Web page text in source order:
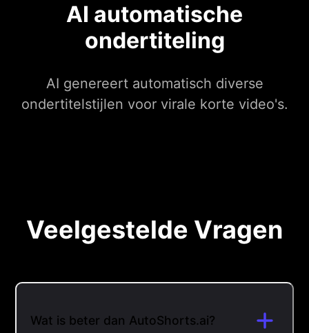
AI automatische
ondertiteling
AI genereert automatisch diverse
ondertitelstijlen voor virale korte video's.
Veelgestelde Vragen
Wat is beter dan AutoShorts.ai?